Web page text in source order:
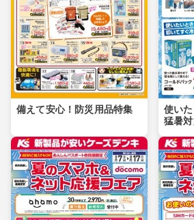
備えて安心！防災用品特集
使い
猛暑